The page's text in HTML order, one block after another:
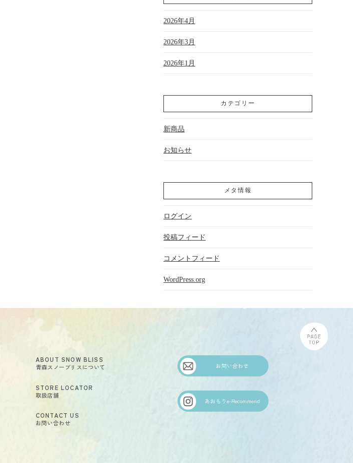
2026年4月
2026年3月
2026年1月
カテゴリー
新商品
お知らせ
メタ情報
ログイン
投稿フィード
コメントフィード
WordPress.org
ABOUT SNOW BLISS
青森スノーブリスについて
STORE LOCATOR
取扱店舗
CONTACT US
お問い合わせ
お問い合わせ
あおもりe-Recommend